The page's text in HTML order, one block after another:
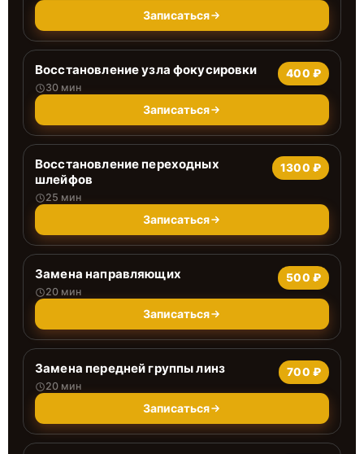
Записаться
Восстановление узла фокусировки
30 мин
400 ₽
Записаться
Восстановление переходных
шлейфов
25 мин
1300 ₽
Записаться
Замена направляющих
20 мин
500 ₽
Записаться
Замена передней группы линз
20 мин
700 ₽
Записаться